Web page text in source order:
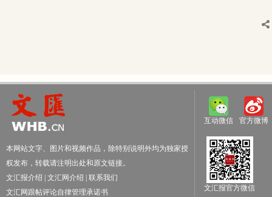
本网站文字、图片和视频作品，除特别说明外均为独家授
权发布，转载请注明出处和原文链接。
文汇报介绍
文汇网介绍
联系我们
文汇网跟帖评论自律管理承诺书
互动微信 官方微博
文汇报官方微信